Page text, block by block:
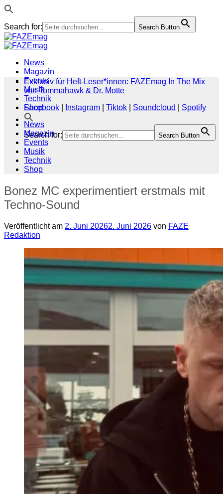
Search for: Search Button
Zum
Inhalt
News
Magazin
Events
Musik
Technik
Shop
Search for: Search Button
Exklusiv für Heft-Leser*innen: FAZEmag In The Mix
von Tommahawk & Dr. Motte
Facebook
Instagram Tiktok Soundcloud
Spotify
News
Magazin
Events
Musik
Technik
Shop
Bonez MC experimentiert erstmals mit
Techno-Sound
Veröffentlicht am 2. Juni 20262. Juni 2026 von FAZE
Redaktion